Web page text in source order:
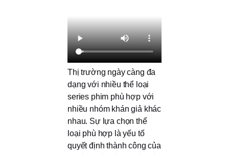
Thị trường ngày càng đa
dạng với nhiều thể loại
series phim phù hợp với
nhiều nhóm khán giả khác
nhau. Sự lựa chọn thể
loại phù hợp là yếu tố
quyết định thành công của